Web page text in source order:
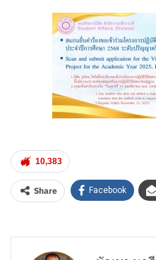
10,383
Share Facebook